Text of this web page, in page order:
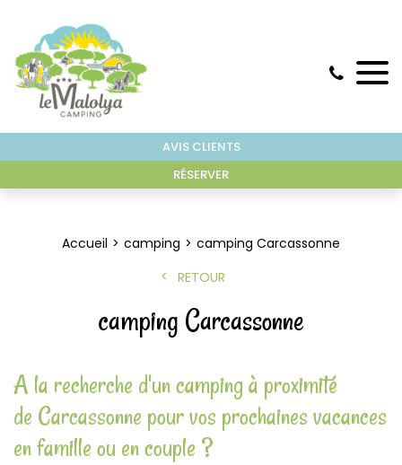
AVIS CLIENTS
RÉSERVER
Accueil camping
camping Carcassonne
RETOUR
camping Carcassonne
A la recherche d'un camping à proximité
de Carcassonne pour vos prochaines vacances
en famille ou en couple ?